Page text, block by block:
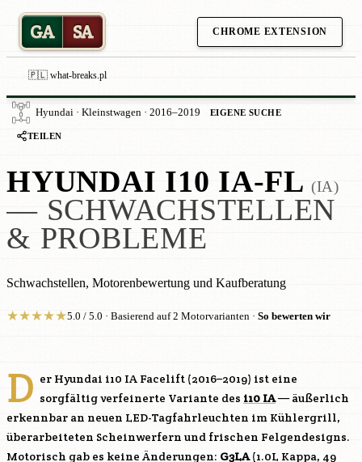
GA SA CHROME EXTENSION
🇵🇱 what-breaks.pl
Hyundai · Kleinstwagen · 2016–2019 EIGENE SUCHE
TEILEN
HYUNDAI I10 IA-FL (IA)
— SCHWACHSTELLEN
& PROBLEME
Schwachstellen, Motorenbewertung und Kaufberatung
★★★★★5.0 / 5.0 · Basierend auf 2 Motorvarianten · So bewerten wir
D er Hyundai i10 IA Facelift (2016–2019) ist eine
sorgfältig verfeinerte Variante des i10 IA— äußerlich
erkennbar an neuen LED-Tagfahrleuchten im Kühlergrill,
überarbeiteten Scheinwerfern und frischen Felgendesigns.
Motorisch gab es keine Änderungen: G3LA(1.0L Kappa, 49